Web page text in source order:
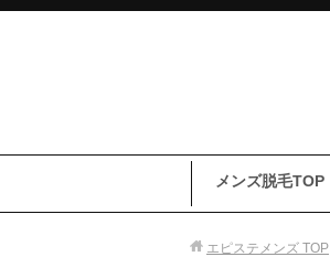
メンズ脱毛TOP
エピステメンズ TOP